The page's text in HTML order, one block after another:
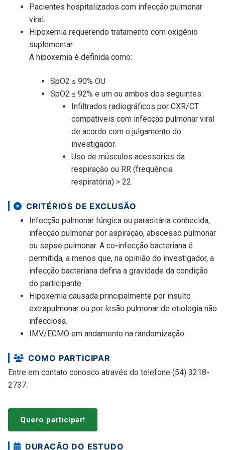
Pacientes hospitalizados com infecção pulmonar
viral.
Hipoxemia requerendo tratamento com oxigênio
suplementar.
A hipoxemia é definida como:
SpO2 ≤ 90% OU
SpO2 ≤ 92% e um ou ambos dos seguintes:
Infiltrados radiográficos por CXR/CT
compatíveis com infecção pulmonar viral
de acordo com o julgamento do
investigador.
Uso de músculos acessórios da
respiração ou RR (frequência
respiratória) > 22.
CRITÉRIOS DE EXCLUSÃO
Infecção pulmonar fúngica ou parasitária conhecida,
infecção pulmonar por aspiração, abscesso pulmonar
ou sepse pulmonar. A co-infecção bacteriana é
permitida, a menos que, na opinião do investigador, a
infecção bacteriana defina a gravidade da condição
do participante.
Hipoxemia causada principalmente por insulto
extrapulmonar ou por lesão pulmonar de etiologia não
infecciosa.
IMV/ECMO em andamento na randomização.
COMO PARTICIPAR
Entre em contato conosco através do telefone (54) 3218-
2737.
Quero participar!
DURAÇÃO DO ESTUDO